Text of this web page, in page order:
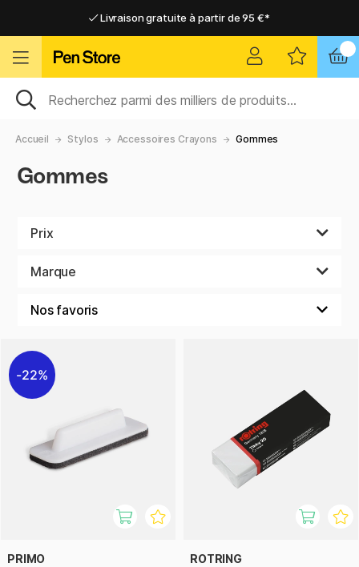
Livraison gratuite à partir de 95 €*
Livraison domicile ou point relais
Livraison gratuite à partir de 95 €*
Livraison domicile ou point relais
Accueil Stylos Accessoires Crayons Gommes
Gommes
Prix
Marque
22%
PRIMO ROTRING